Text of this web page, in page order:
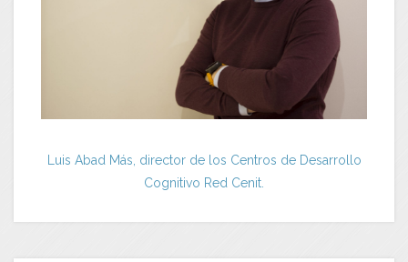
Luis Abad Más, director de los Centros de Desarrollo
Cognitivo Red Cenit.